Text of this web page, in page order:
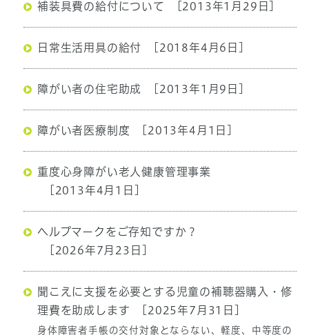
補装具費の給付について [2013年1月29日]
日常生活用具の給付 [2018年4月6日]
障がい者の住宅助成 [2013年1月9日]
障がい者医療制度 [2013年4月1日]
重度心身障がい老人健康管理事業
[2013年4月1日]
ヘルプマークをご存知ですか？
[2026年7月23日]
聞こえに支援を必要とする児童の補聴器購入・修
理費を助成します
[2025年7月31日]
身体障害者手帳の交付対象とならない、軽度、中等度の